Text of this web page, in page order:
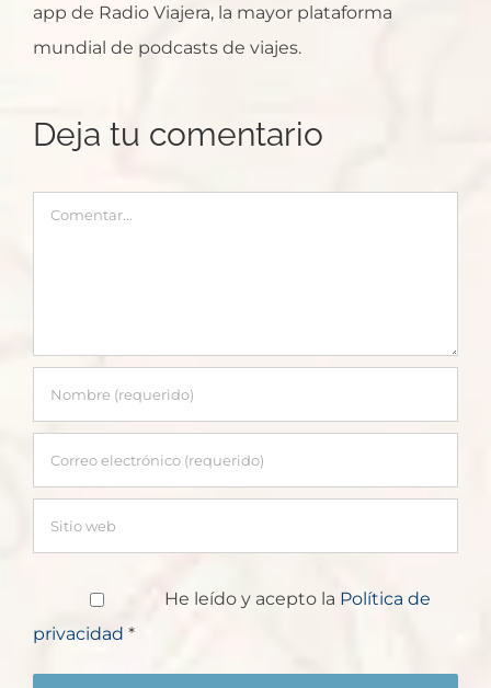
app de Radio Viajera, la mayor plataforma
mundial de podcasts de viajes.
Deja tu comentario
Comentar
He leído y acepto la Política de
privacidad *